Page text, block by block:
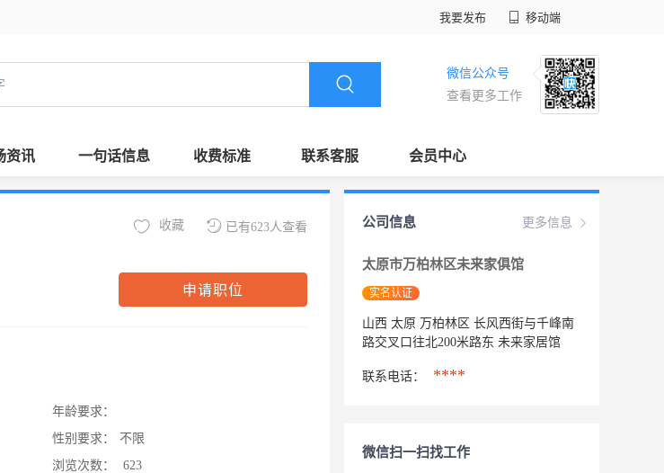
我要发布 移动端
微信公众号
查看更多工作
资讯 一句话信息 收费标准 联系客服 会员中心
已有623人查看
收藏
申请职位
年龄要求：
性别要求：
不限
浏览次数：
623
更多信息
公司信息
太原市万柏林区未来家俱馆
实名认证
山西 太原 万柏林区 长风西街与千峰南
路交叉口往北200米路东 未来家居馆
联系电话： ****
微信扫一扫找工作